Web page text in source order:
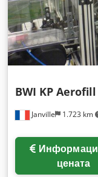
Janville 1.723 km
BWI KP Aerofill
цената